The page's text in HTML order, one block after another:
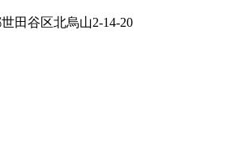
田谷区北烏山2-14-20